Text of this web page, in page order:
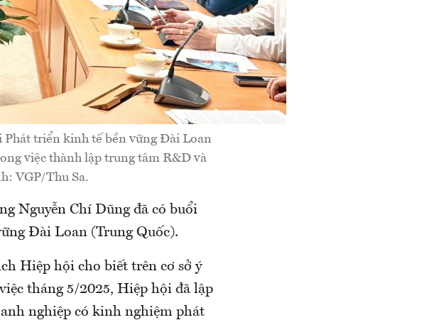
Phát triển kinh tế bền vững Đài Loan
việc thành lập trung tâm R&D và
VGP/Thu Sa.
Nguyễn Chí Dũng đã có buổi
Đài Loan (Trung Quốc).
Hiệp hội cho biết trên cơ sở ý
tháng 5/2025, Hiệp hội đã lập
nghiệp có kinh nghiệm phát